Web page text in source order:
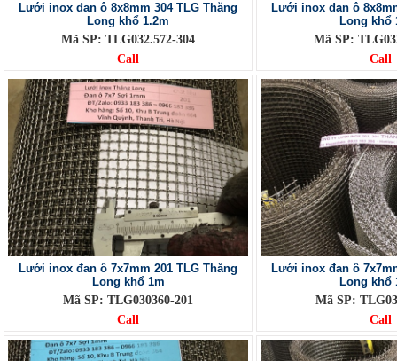
Lưới inox đan ô 8x8mm 304 TLG Thăng
Long khổ 1.2m
Mã SP: TLG032.572-304
Call
Lưới inox đan ô
Long khổ
Mã SP:
Call
Lưới inox đan ô 7x7mm 201 TLG Thăng
Long khổ 1m
Mã SP: TLG030360-201
Call
Lưới inox đan ô
Long khổ
Mã SP:
Call